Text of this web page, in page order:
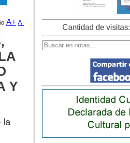
A+ A-
Y
la
Cantidad de visitas: